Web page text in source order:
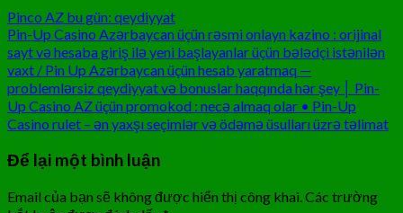
Pinco AZ bu gün: qeydiyyat
Pin-Up Casino Azərbaycan üçün rəsmi onlayn kazino : orijinal
sayt və hesaba giriş ilə yeni başlayanlar üçün bələdçi istənilən
vaxt / Pin Up Azərbaycan üçün hesab yaratmaq —
problemlərsiz qeydiyyat və bonuslar haqqında hər şey │ Pin-
Up Casino AZ üçün promokod : necə almaq olar • Pin-Up
Casino rulet – ən yaxşı seçimlər və ödəmə üsulları üzrə təlimat
Để lại một bình luận
Email của bạn sẽ không được hiển thị công khai. Các trường